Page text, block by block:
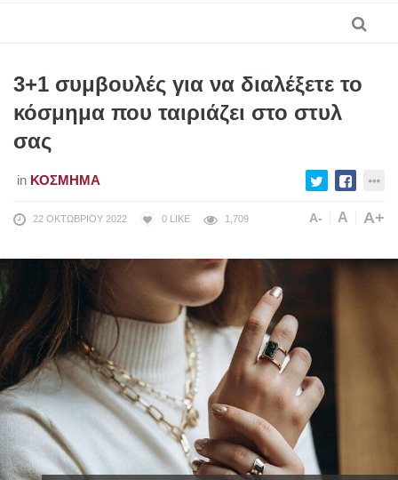
3+1 συμβουλές για να διαλέξετε το
κόσμημα που ταιριάζει στο στυλ
σας
in ΚΌΣΜΗΜΑ
22 ΟΚΤΩΒΡΊΟΥ 2022 0 LIKE 1,709 A- A A+